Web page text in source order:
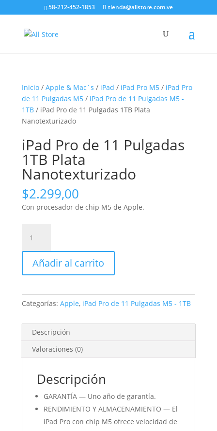
58-212-452-1853 tienda@allstore.com.ve
Inicio/ Apple & Mac`s / iPad / iPad Pro M5/ iPad Pro
de 11 Pulgadas M5/ iPad Pro de 11 Pulgadas M5 -
1TB/ iPad Pro de 11 Pulgadas 1TB Plata
Nanotexturizado
iPad Pro de 11 Pulgadas
1TB Plata
Nanotexturizado
$2.299,00
Con procesador de chip M5 de Apple.
Pro
de
Pulgadas
Plata
Nanotexturizado
Añadir al carrito
Categorías: Apple, iPad Pro de 11 Pulgadas M5 - 1TB
Descripción
Valoraciones (0)
Descripción
GARANTÍA — Uno año de garantía.
RENDIMIENTO Y ALMACENAMIENTO — El
iPad Pro con chip M5 ofrece velocidad de